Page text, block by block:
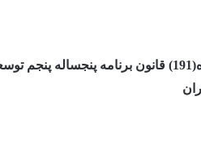
نامه اجرایی جزء (1)بند(الف) ماده(187)و بند(الف)ماده(191) قانون برنامه